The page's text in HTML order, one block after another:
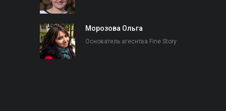
Морозова Ольга
Основатель агеснтва Fine Story